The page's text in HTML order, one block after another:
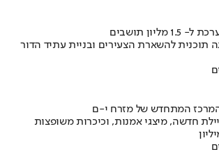
תוכנית להשארת הצעירים ובניית עתיד הדור
המרכז המתחדש של מזרח י-ם
חדשה, מיצגי אמנות, וכיכרות משופצות